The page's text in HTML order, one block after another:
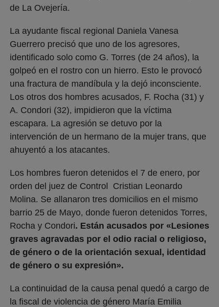
de La Ovejería.
La ayudante fiscal regional Daniela Vanesa
Guerrero precisó que uno de los agresores,
identificado solo como G. Torres (de 24 años), la
golpeó en el rostro con un hierro. Esto le provocó
una fractura de mandíbula y la dejó inconsciente.
Los otros dos hombres acusados, F. Rocha (31) y
A. Condori (32), impidieron que la víctima
escapara. La agresión se detuvo por la
intervención de un hermano de la mujer trans, que
ahuyentó a los atacantes.
Los hombres fueron detenidos el 7 de enero, por
orden del juez de Control Cristian Leonardo
Molina. Se allanaron tres domicilios en el mismo
barrio 25 de Mayo, donde fueron detenidos Torres,
Rocha y Condori. Están acusados por «Lesiones
graves agravadas por el odio racial o religioso,
de género o de la orientación sexual, identidad
de género o su expresión».
La continuidad de la causa penal quedó a cargo de
la fiscal de violencia de género María Emilia